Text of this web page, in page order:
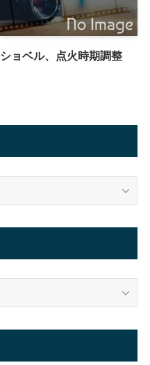
ショベル、点火時期調整